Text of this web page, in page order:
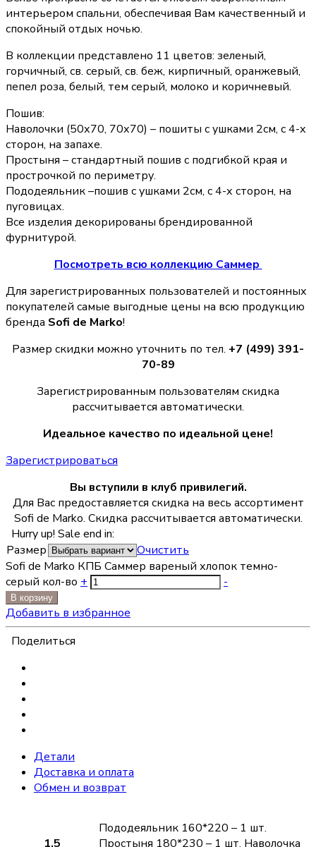
интерьером спальни, обеспечивая Вам качественный и
спокойный отдых ночью.
В коллекции представлено 11 цветов: зеленый,
горчичный, св. серый, св. беж, кирпичный, оранжевый,
пепел роза, белый, тем серый, молоко и коричневый.
Пошив:
Наволочки (50х70, 70х70) – пошиты с ушками 2см, с 4-х
сторон, на запахе.
Простыня – стандартный пошив с подгибкой края и
прострочкой по периметру.
Пододеяльник –пошив с ушками 2см, с 4-х сторон, на
пуговицах.
Все изделия декорированы брендированной
фурнитурой.
Посмотреть всю коллекцию Саммер
Для зарегистрированных пользователей и постоянных
покупателей самые выгодные цены на всю продукцию
бренда Sofi de Marko!
Размер скидки можно уточнить по тел. +7 (499) 391-
70-89
Зарегистрированным пользователям скидка
рассчитывается автоматически.
Идеальное качество по идеальной цене!
Зарегистрироваться
Вы вступили в клуб привилегий.
Для Вас предоставляется скидка на весь ассортимент
Sofi de Marko. Скидка рассчитывается автоматически.
Hurry up! Sale end in:
Размер
Очистить
Sofi de Marko КПБ Саммер вареный хлопок темно-
серый кол-во + -
В корзину
Добавить в избранное
Поделиться
Детали
Доставка и оплата
Обмен и возврат
1,5
Пододеяльник 160*220 – 1 шт.
Простыня 180*230 – 1 шт. Наволочка